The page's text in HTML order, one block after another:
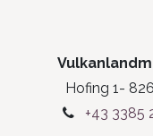
Hofing 1-
+43 3385